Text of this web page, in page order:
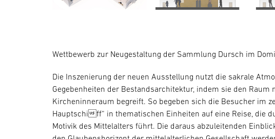
Wettbewerb zur Neugestaltung der Sammlung Dursch im
Die Inszenierung der neuen Ausstellung nutzt die sakrale
Gegebenheiten der Bestandsarchitektur, indem sie den Raum
Kircheninneraum begreift. So begeben sich die Besucher im
Hauptschiff“ in thematischen Einheiten auf eine Reise, die
Motivik des Mittelalters führt. Die daraus abzuleitenden